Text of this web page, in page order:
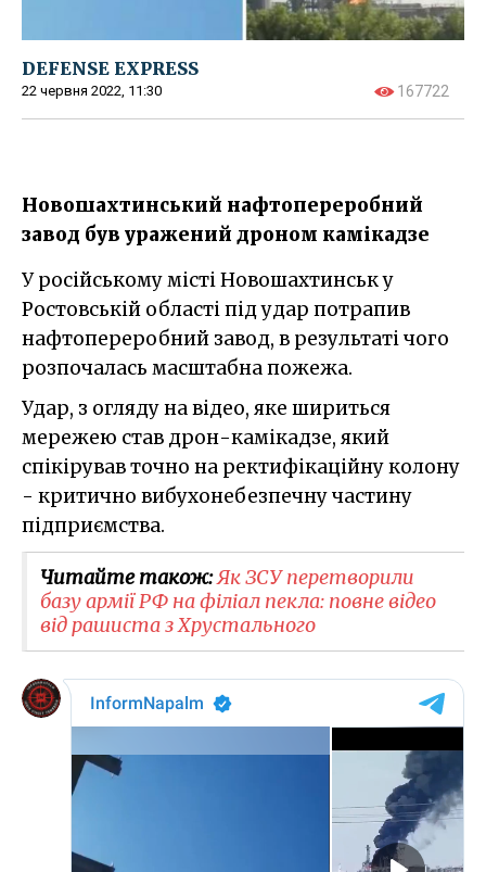
DEFENSE EXPRESS
22 червня 2022, 11:30 167722
Новошахтинський нафтопереробний
завод був уражений дроном камікадзе
У російському місті Новошахтинськ у
Ростовській області під удар потрапив
нафтопереробний завод, в результаті чого
розпочалась масштабна пожежа.
Удар, з огляду на відео, яке шириться
мережею став дрон-камікадзе, який
спікірував точно на ректифікаційну колону
- критично вибухонебезпечну частину
підприємства.
Читайте також:Як ЗСУ перетворили
базу армії РФ на філіал пекла: повне відео
від рашиста з Хрустального